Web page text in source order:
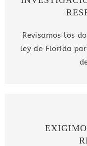
Revisamos los
ley de Florida